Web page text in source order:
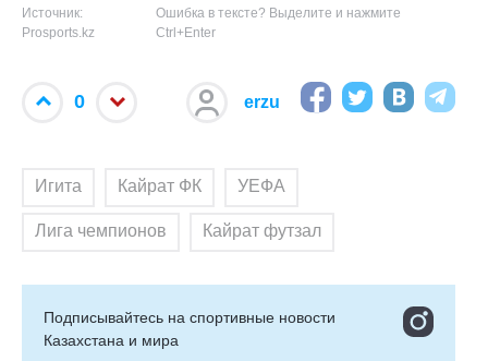
Источник:
Prosports.kz
Ошибка в тексте? Выделите и нажмите
Ctrl+Enter
0 erzu
Игита Кайрат ФК УЕФА
Лига чемпионов Кайрат футзал
Подписывайтесь на cпортивные новости
Казахстана и мира